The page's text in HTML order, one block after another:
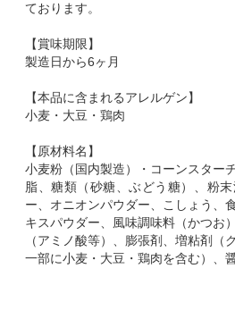
ております。
【賞味期限】
製造日から6ヶ月
【本品に含まれるアレルゲン】
小麦・大豆・鶏肉
【原材料名】
小麦粉（国内製造）・コーンスター
脂、糖類（砂糖、ぶどう糖）、粉
ー、オニオンパウダー、こしょう、
キスパウダー、風味調味料（かつお
（アミノ酸等）、膨張剤、増粘剤（
一部に小麦・大豆・鶏肉を含む）、